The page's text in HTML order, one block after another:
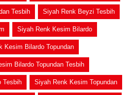
Tesbih Siyah Renk Beyzi Tesbih
Siyah Renk Kesim Bilardo
Kesim Bilardo Topundan
Bilardo Topundan Tesbih
Tesbih Siyah Renk Kesim Topundan